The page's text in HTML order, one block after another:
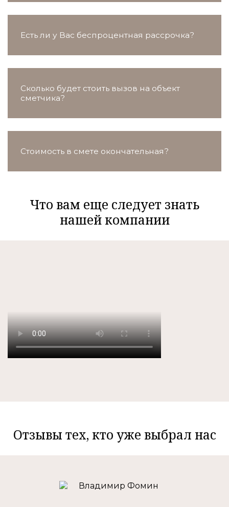
Есть ли у Вас беспроцентная рассрочка?
Сколько будет стоить вызов на объект
сметчика?
Стоимость в смете окончательная?
Что вам еще следует знать
нашей компании
Отзывы тех, кто уже выбрал нас